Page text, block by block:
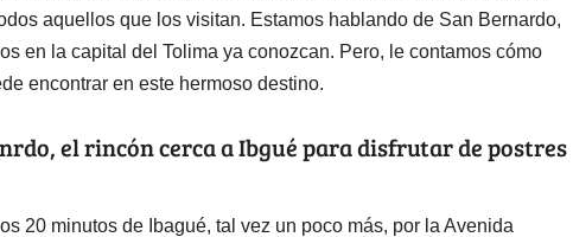
aquellos que los visitan. Estamos hablando de San Bernardo,
en la capital del Tolima ya conozcan. Pero, le contamos cómo
encontrar en este hermoso destino.
el rincón cerca a Ibgué para disfrutar de postres
20 minutos de Ibagué, tal vez un poco más, por la Avenida